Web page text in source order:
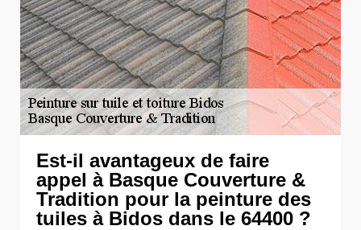
Est-il avantageux de faire
appel à Basque Couverture &
Tradition pour la peinture des
tuiles à Bidos dans le 64400 ?